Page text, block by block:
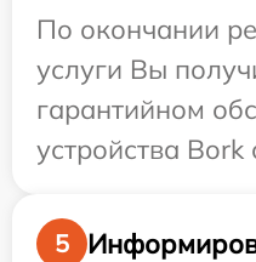
По окончании
услуги Вы
гарантийном
устройства
5